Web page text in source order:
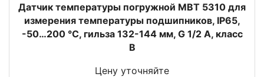
Датчик температуры погружной MBT 5310 для
измерения температуры подшипников, IP65,
-50…200 °C, гильза 132-144 мм, G 1/2 A, класс
B
Цену уточняйте